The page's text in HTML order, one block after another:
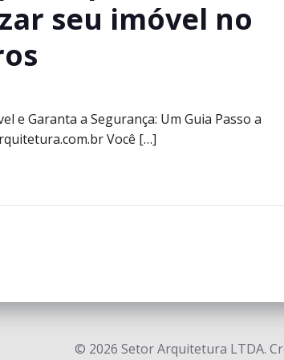
seu imóvel no
e Garanta a Segurança: Um Guia Passo a
Você […]
© 2026 Setor Arquitetura LTDA.